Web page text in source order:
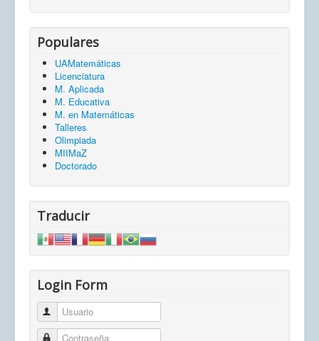
Populares
UAMatemáticas
Licenciatura
M. Aplicada
M. Educativa
M. en Matemáticas
Talleres
Olimpiada
MIIMaZ
Doctorado
Traducir
Login Form
Usuario
Contraseña